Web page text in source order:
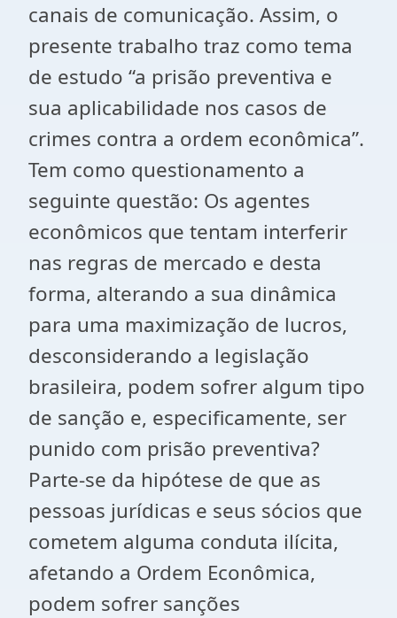
canais de comunicação. Assim, o
presente trabalho traz como tema
de estudo “a prisão preventiva e
sua aplicabilidade nos casos de
crimes contra a ordem econômica”.
Tem como questionamento a
seguinte questão: Os agentes
econômicos que tentam interferir
nas regras de mercado e desta
forma, alterando a sua dinâmica
para uma maximização de lucros,
desconsiderando a legislação
brasileira, podem sofrer algum tipo
de sanção e, especificamente, ser
punido com prisão preventiva?
Parte-se da hipótese de que as
pessoas jurídicas e seus sócios que
cometem alguma conduta ilícita,
afetando a Ordem Econômica,
podem sofrer sanções